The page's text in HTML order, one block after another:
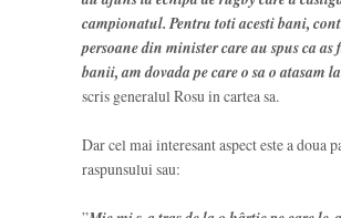
campionatul. Pentru toti acesti bani,
persoane din minister care au spus ca as
banii, am dovada pe care o sa o atasam
scris generalul Rosu in cartea sa.
Dar cel mai interesant aspect este a doua
raspunsului sau: